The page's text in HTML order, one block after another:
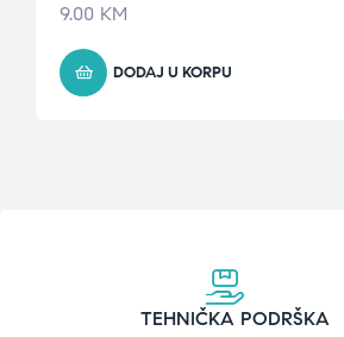
9.00 KM
DODAJ U KORPU
TEHNIČKA PODRŠKA